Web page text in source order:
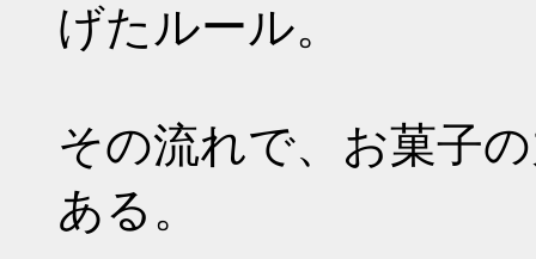
げたルール。
その流れで、お菓子
ある。